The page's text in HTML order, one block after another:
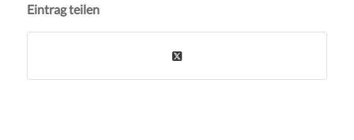
Eintrag teilen